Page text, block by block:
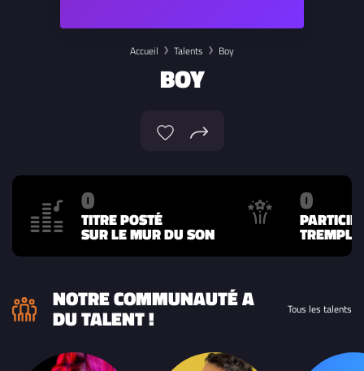
Accueil Talents Boy
BOY
0
TITRE POSTÉ
SUR LE MUR DU SON
0
NOTRE COMMUNAUTÉ A
DU TALENT ! Tous les talents